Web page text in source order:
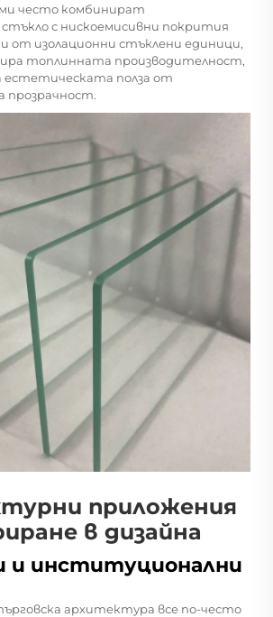
често комбинират
с нискоемисивни покрития
от изолационни стъклени единици,
топлинната производителност,
естетическата полза от
прозрачност.
приложения
в дизайна
и институционални
архитектура все по-често